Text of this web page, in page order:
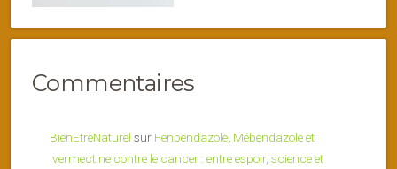
Commentaires
BienEtreNaturel sur Fenbendazole, Mébendazole et
Ivermectine contre le cancer : entre espoir, science et